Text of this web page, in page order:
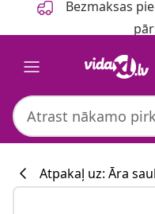
Bezmaksas
Atpakaļ uz: Āra